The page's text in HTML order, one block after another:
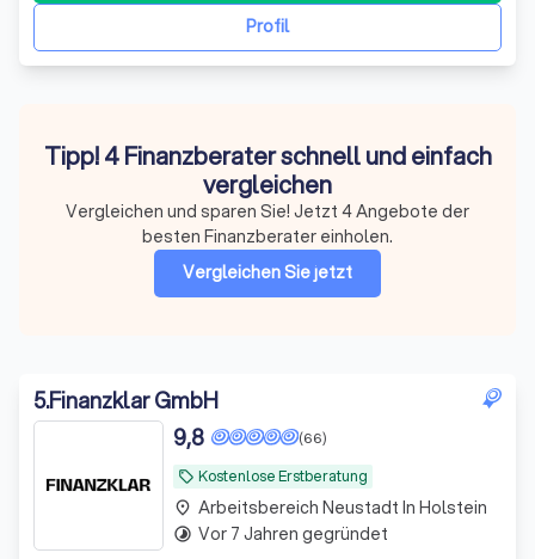
Profil
Tipp! 4 Finanzberater schnell und einfach
vergleichen
Vergleichen und sparen Sie! Jetzt 4 Angebote der
besten Finanzberater einholen.
Vergleichen Sie jetzt
5.Finanzklar GmbH
local_offer Kostenlose Erstberatung
(66)
9,8
place Arbeitsbereich Neustadt In Holstein
timelapse Vor 7 Jahren gegründet